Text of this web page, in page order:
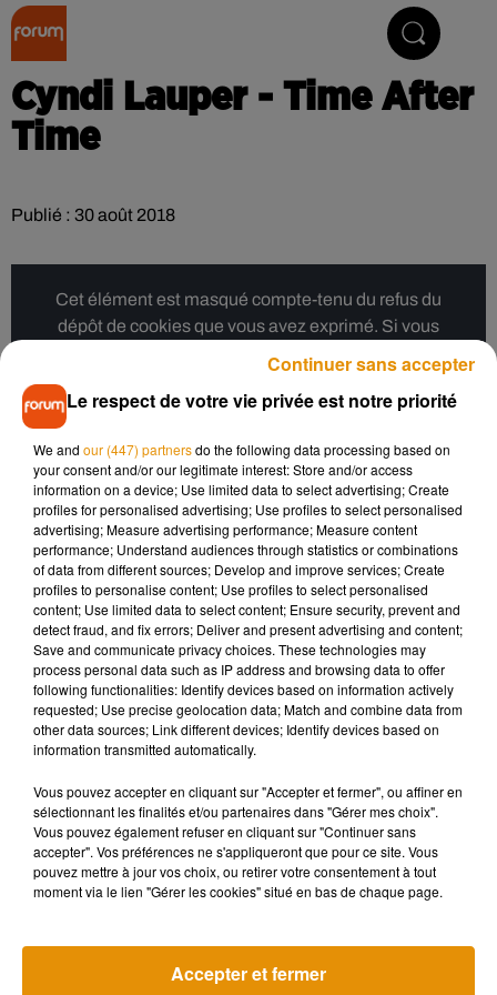
Cyndi Lauper - Time After
Time
Publié : 30 août 2018
Cet élément est masqué compte-tenu du refus du
dépôt de cookies que vous avez exprimé. Si vous
Musique
Madonna sort enfin le remix de « Love
Sensation » avec Kylie Minogue
Angèle et
collaboration
+ DE MUSIQUE
Le respect de votre vie privée est notre priorité
We and our (447) partnersdo the following data processing based on
your consent and/or our legitimate interest: Store and/or access
information on a device; Use limited data to select advertising; Create
profiles for personalised advertising; Use profiles to select personalised
advertising; Measure advertising performance; Measure content
performance; Understand audiences through statistics or combinations
of data from different sources; Develop and improve services; Create
profiles to personalise content; Use profiles to select personalised
content; Use limited data to select content; Ensure security, prevent and
detect fraud, and fix errors; Deliver and present advertising and content;
Save and communicate privacy choices. These technologies may
process personal data such as IP address and browsing data to offer
following functionalities: Identify devices based on information actively
requested; Use precise geolocation data; Match and combine data from
other data sources; Link different devices; Identify devices based on
information transmitted automatically.
Vous pouvez accepter en cliquant sur "Accepter et fermer", ou affiner en
sélectionnant les finalités et/ou partenaires dans "Gérer mes choix".
Vous pouvez également refuser en cliquant sur "Continuer sans
accepter". Vos préférences ne s'appliqueront que pour ce site. Vous
pouvez mettre à jour vos choix, ou retirer votre consentement à tout
moment via le lien "Gérer les cookies" situé en bas de chaque page.
Accepter et fermer
Continuer sans accepter